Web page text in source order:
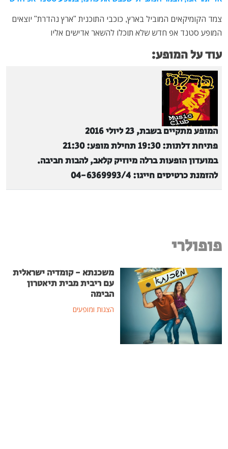
צמד הקומיקאים המוביל בארץ, כוכבי התוכנית "ארץ נהדרת" יוצאים
המופע סטנד אפ חדש שלא תוכלו להשאר אדישים אליו
עוד על המופע:
המופע מתקיים בשבת, 23 ליולי 2016
פתיחת דלתות: 19:30 תחילת מופע: 21:30
במועדון הופעות ברלה מיוזיק קלאב, להבות חביבה.
להזמנת כרטיסים חייגו: 04-6369993/4
פופולרי
משכנתא - קומדיה ישראלית
עם ריבית מבית תיאטרון
הבימה
הצגות ומופעים